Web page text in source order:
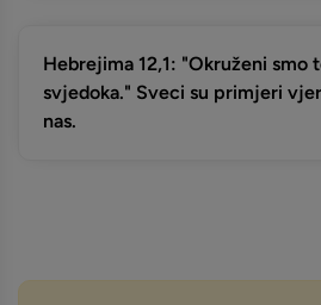
Hebrejima 12,1: "Okruženi smo
svjedoka." Sveci su primjeri
nas.